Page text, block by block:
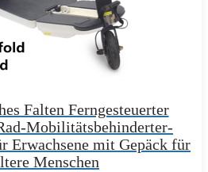
Falten Ferngesteuerter
Mobilitätsbehinderter-
Erwachsene mit Gepäck für
Menschen